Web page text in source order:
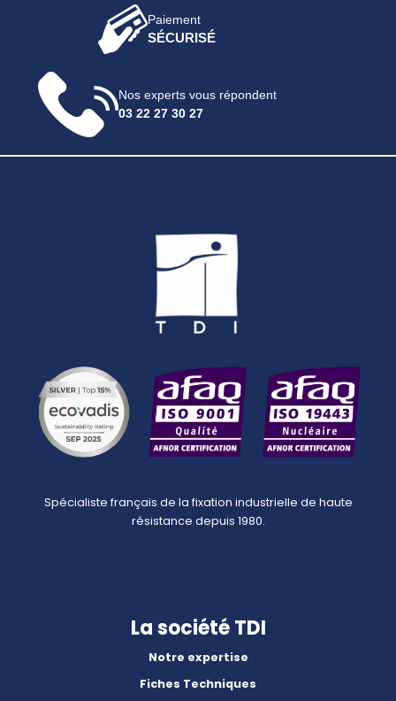
Paiement
SÉCURISÉ
Nos experts vous répondent
03 22 27 30 27
Spécialiste français de la fixation industrielle de haute
résistance depuis 1980.
La société TDI
Notre expertise
Fiches Techniques